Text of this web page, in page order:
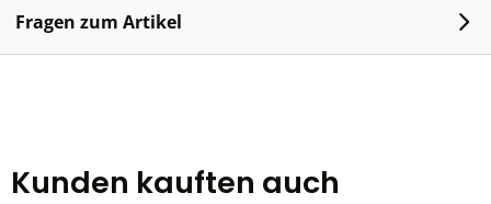
Fragen zum Artikel
Kunden kauften auch